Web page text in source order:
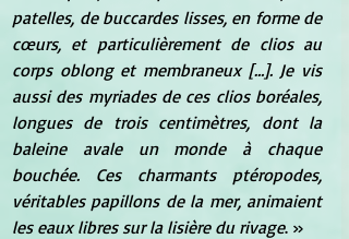
patelles, de buccardes lisses, en forme de
cœurs, et particulièrement de clios au
corps oblong et membraneux […]. Je vis
aussi des myriades de ces clios boréales,
longues de trois centimètres, dont la
baleine avale un monde à chaque
bouchée. Ces charmants ptéropodes,
véritables papillons de la mer, animaient
les eaux libres sur la lisière du rivage. »